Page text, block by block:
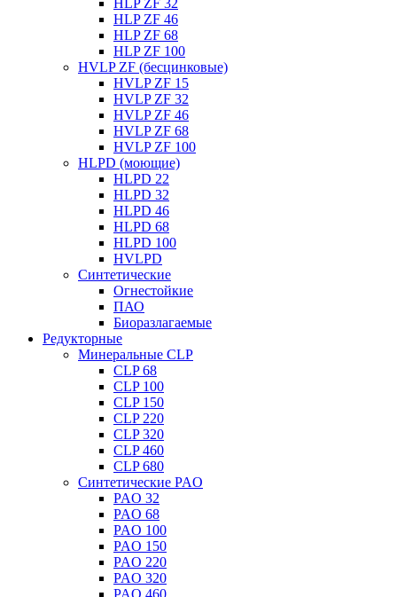
HLP ZF 32
HLP ZF 46
HLP ZF 68
HLP ZF 100
HVLP ZF (бесцинковые)
HVLP ZF 15
HVLP ZF 32
HVLP ZF 46
HVLP ZF 68
HVLP ZF 100
HLPD (моющие)
HLPD 22
HLPD 32
HLPD 46
HLPD 68
HLPD 100
HVLPD
Синтетические
Огнестойкие
ПАО
Биоразлагаемые
Редукторные
Минеральные CLP
CLP 68
CLP 100
CLP 150
CLP 220
CLP 320
CLP 460
CLP 680
Синтетические PAO
PAO 32
PAO 68
PAO 100
PAO 150
PAO 220
PAO 320
PAO 460